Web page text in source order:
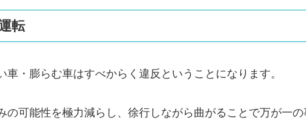
転
・膨らむ車はすべからく違反ということになります。
の可能性を極力減らし、徐行しながら曲がることで万が一